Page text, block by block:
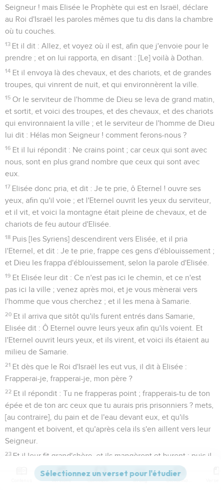
Seigneur ! mais Elisée le Prophète qui est en Israël, déclare
au Roi d'Israël les paroles mêmes que tu dis dans la chambre
où tu couches.
13 Et il dit : Allez, et voyez où il est, afin que j'envoie pour le
prendre ; et on lui rapporta, en disant : [Le] voilà à Dothan.
14 Et il envoya là des chevaux, et des chariots, et de grandes
troupes, qui vinrent de nuit, et qui environnèrent la ville.
15 Or le serviteur de l'homme de Dieu se leva de grand matin,
et sortit, et voici des troupes, et des chevaux, et des chariots
qui environnaient la ville ; et le serviteur de l'homme de Dieu
lui dit : Hélas mon Seigneur ! comment ferons-nous ?
16 Et il lui répondit : Ne crains point ; car ceux qui sont avec
nous, sont en plus grand nombre que ceux qui sont avec
eux.
17 Elisée donc pria, et dit : Je te prie, ô Eternel ! ouvre ses
yeux, afin qu'il voie ; et l'Eternel ouvrit les yeux du serviteur,
et il vit, et voici la montagne était pleine de chevaux, et de
chariots de feu autour d'Elisée.
18 Puis [les Syriens] descendirent vers Elisée, et il pria
l'Eternel, et dit : Je te prie, frappe ces gens d'éblouissement ;
et Dieu les frappa d'éblouissement, selon la parole d'Elisée.
19 Et Elisée leur dit : Ce n'est pas ici le chemin, et ce n'est
pas ici la ville ; venez après moi, et je vous mènerai vers
l'homme que vous cherchez ; et il les mena à Samarie.
20 Et il arriva que sitôt qu'ils furent entrés dans Samarie,
Elisée dit : Ô Eternel ouvre leurs yeux afin qu'ils voient. Et
l'Eternel ouvrit leurs yeux, et ils virent, et voici ils étaient au
milieu de Samarie.
21 Et dès que le Roi d'Israël les eut vus, il dit à Elisée :
Frapperai-je, frapperai-je, mon père ?
22 Et il répondit : Tu ne frapperas point ; frapperais-tu de ton
épée et de ton arc ceux que tu aurais pris prisonniers ? mets,
[au contraire], du pain et de l'eau devant eux, et qu'ils
mangent et boivent, et qu'après cela ils s'en aillent vers leur
Seigneur.
23 Et il leur fit grand'chère, et ils mangèrent et burent ; puis il
les laissa aller, et ils s'en allèrent vers leur Seigneur. Depuis
ce temps-là les partis de Syrie ne revinrent plus au pays
Versions Commentaires Strong